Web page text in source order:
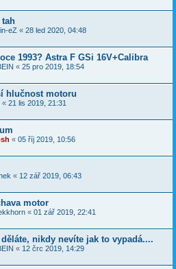
tah
eZ « 28 led 2020, 04:48
1993? Astra F GSi 16V+Calibra
« 25 pro 2019, 18:54
hlučnost motoru
« 21 lis 2019, 21:31
« 05 říj 2019, 10:56
« 12 zář 2019, 06:43
motor
« 01 zář 2019, 22:41
nikdy nevíte jak to vypadá....
« 12 črc 2019, 14:29